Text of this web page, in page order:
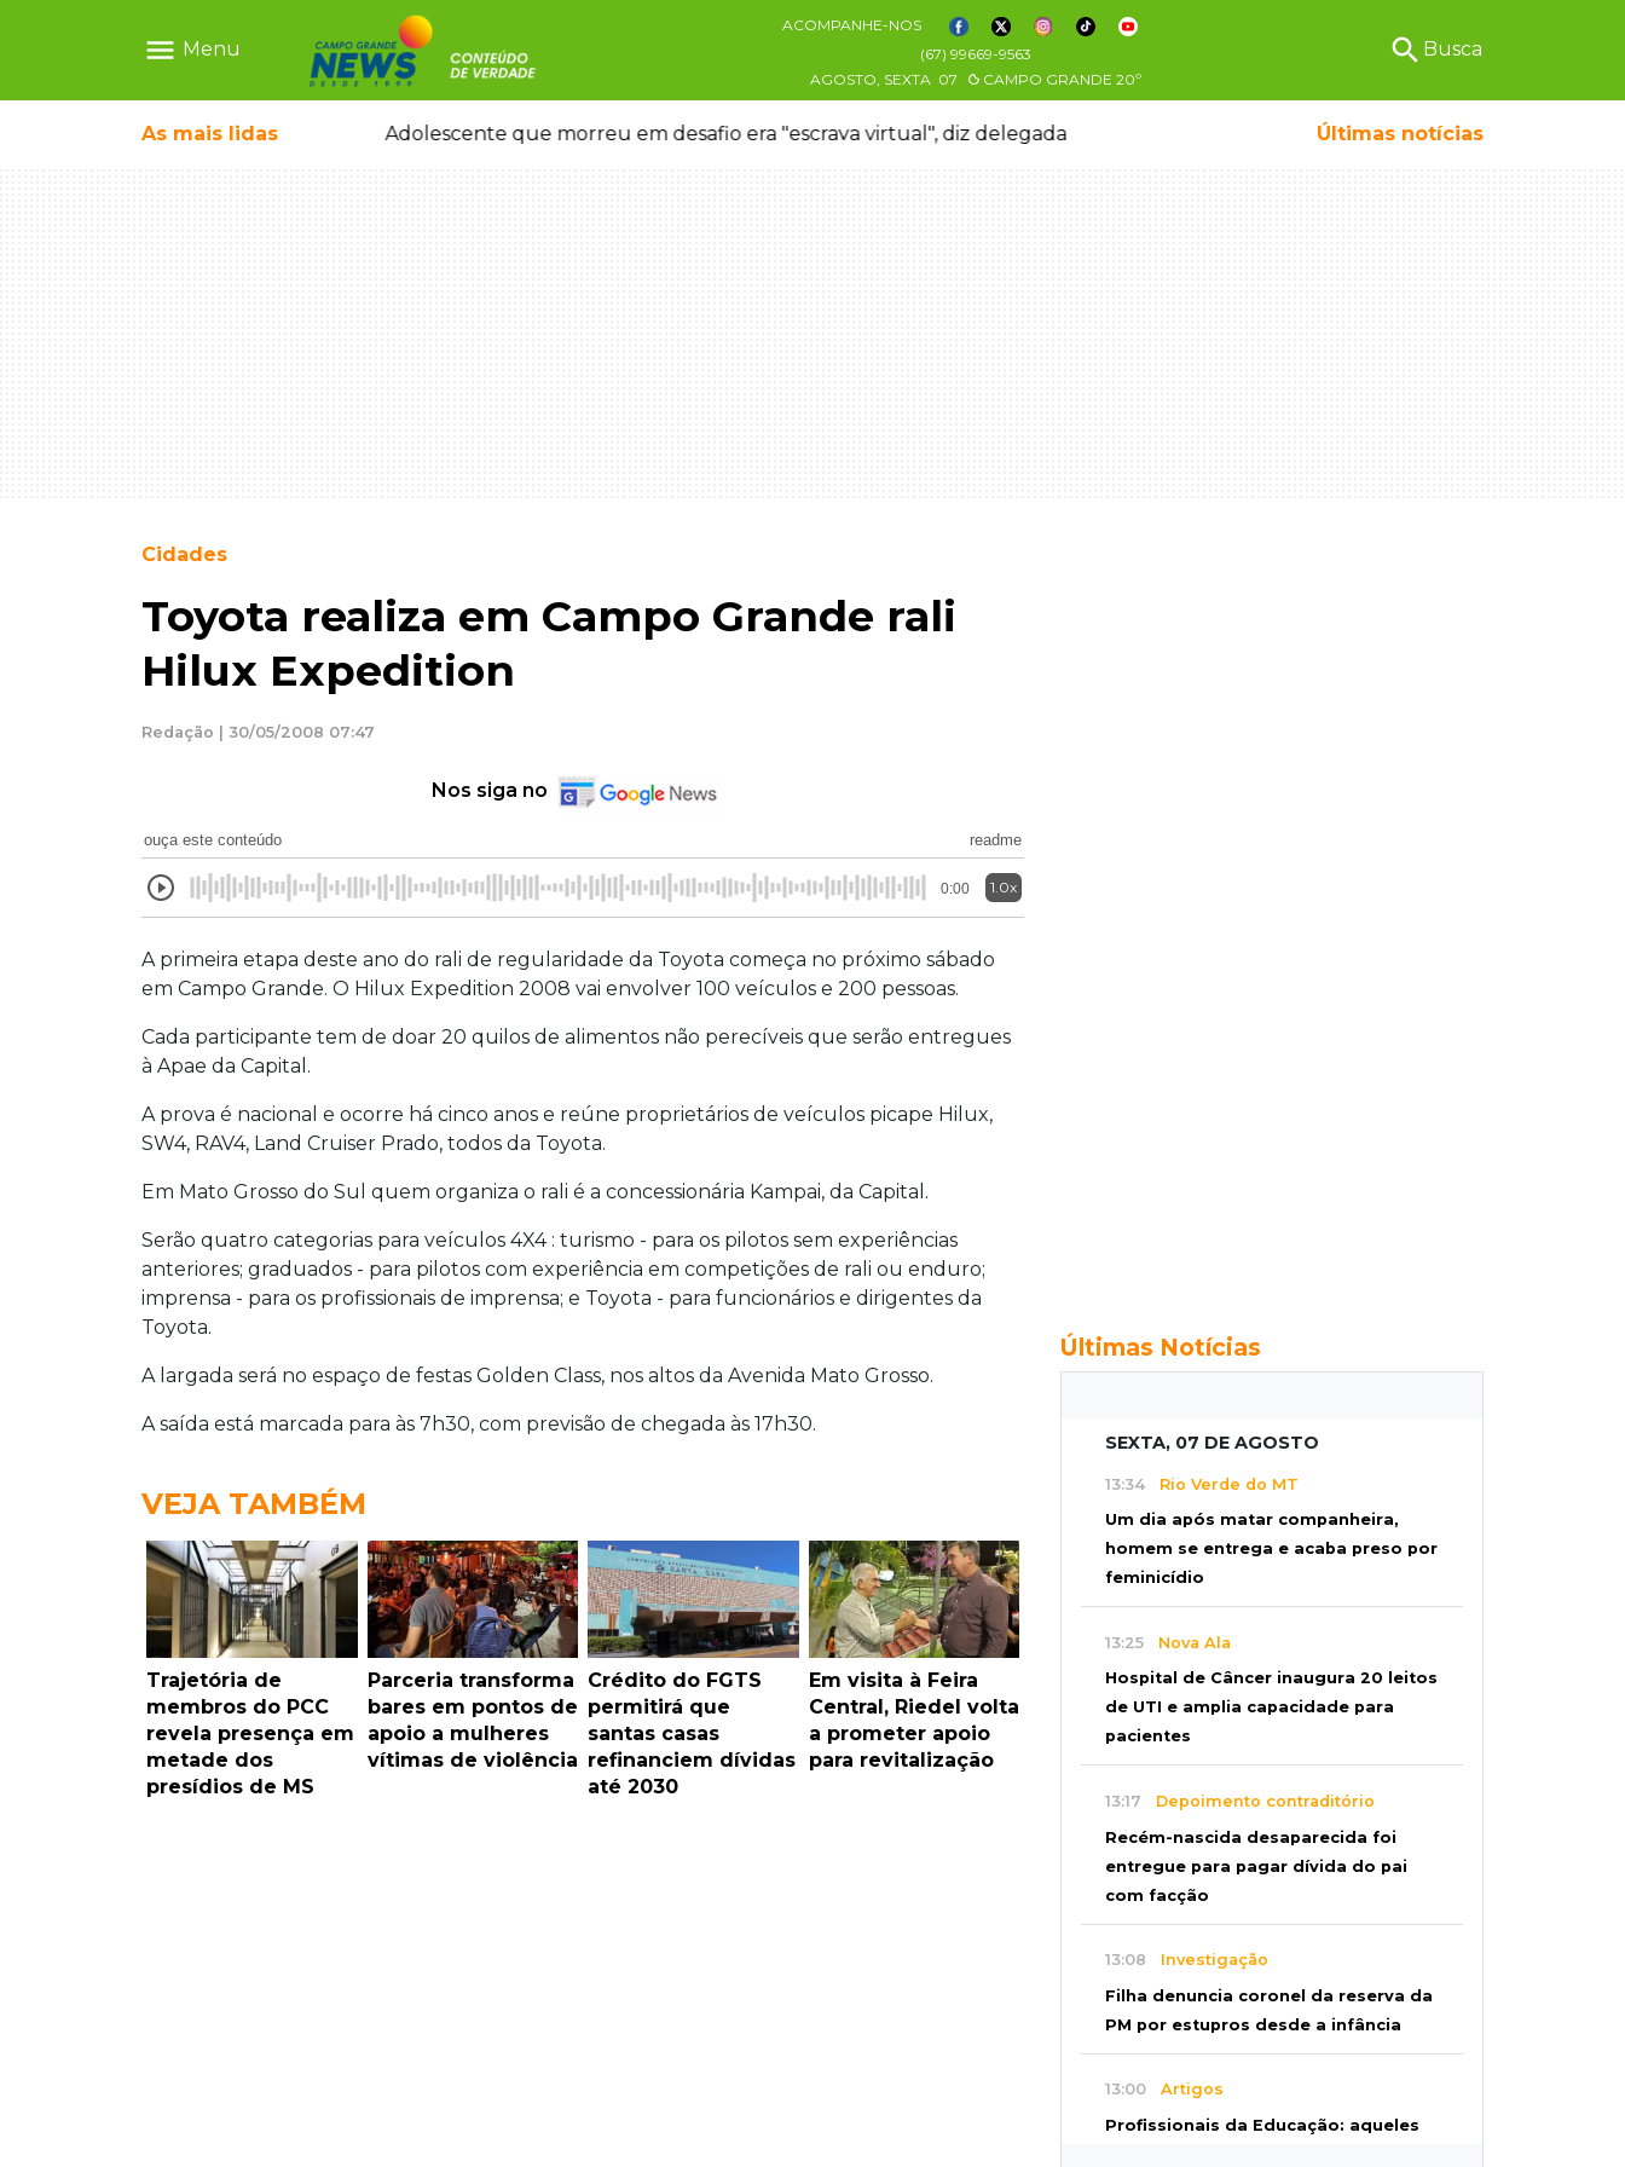
menu Menu
ACOMPANHE-NOS
(67) 99669-9563
AGOSTO, SEXTA 07 CAMPO GRANDE 20º
search Busca
As mais lidas
ruas em temporal no interior Adolescente que morreu em desafio era "escrava virtual", diz delegada Últimas notícias
Cidades
Toyota realiza em Campo Grande rali
Hilux Expedition
Redação | 30/05/2008 07:47
Nos siga no
ouça este conteúdo readme
0:00 1.0x
A primeira etapa deste ano do rali de regularidade da Toyota começa no próximo sábado
em Campo Grande. O Hilux Expedition 2008 vai envolver 100 veículos e 200 pessoas.
Cada participante tem de doar 20 quilos de alimentos não perecíveis que serão entregues
à Apae da Capital.
A prova é nacional e ocorre há cinco anos e reúne proprietários de veículos picape Hilux,
SW4, RAV4, Land Cruiser Prado, todos da Toyota.
Em Mato Grosso do Sul quem organiza o rali é a concessionária Kampai, da Capital.
Serão quatro categorias para veículos 4X4 : turismo - para os pilotos sem experiências
anteriores; graduados - para pilotos com experiência em competições de rali ou enduro;
imprensa - para os profissionais de imprensa; e Toyota - para funcionários e dirigentes da
Toyota.
A largada será no espaço de festas Golden Class, nos altos da Avenida Mato Grosso.
A saída está marcada para às 7h30, com previsão de chegada às 17h30.
VEJA TAMBÉM
Trajetória de
membros do PCC
revela presença em
metade dos
presídios de MS
Parceria transforma
bares em pontos de
apoio a mulheres
vítimas de violência
Crédito do FGTS
permitirá que
santas casas
refinanciem dívidas
até 2030
Em visita à Feira
Central, Riedel volta
a prometer apoio
para revitalização
Últimas Notícias
SEXTA, 07 DE AGOSTO
13:34 Rio Verde do MT
Um dia após matar companheira,
homem se entrega e acaba preso por
feminicídio
13:25 Nova Ala
Hospital de Câncer inaugura 20 leitos
de UTI e amplia capacidade para
pacientes
13:17 Depoimento contraditório
Recém-nascida desaparecida foi
entregue para pagar dívida do pai
com facção
13:08 Investigação
Filha denuncia coronel da reserva da
PM por estupros desde a infância
13:00 Artigos
Profissionais da Educação: aqueles